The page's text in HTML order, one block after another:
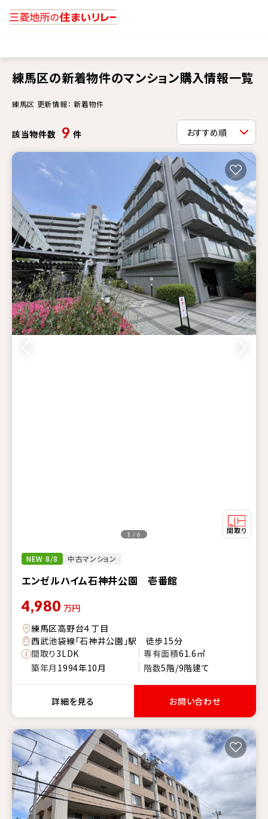
練馬区の新着物件のマンション購入情報一覧
練馬区 更新情報： 新着物件
該当物件数 9 件
NEW 8/8 中古マンション
エンゼルハイム石神井公園 壱番館
1 / 6
4,980 万円
練馬区高野台４丁目
西武池袋線「石神井公園」駅 徒歩15分
間取り3LDK 専有面積61.6㎡
築年月 1994年10月 階数5階/9階建て
詳細を見る お問い合わせ